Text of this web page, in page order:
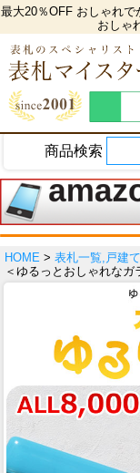
最大20％OFF おしゃれで
おしゃ
商品検索
HOME > 表札一覧,戸建
＜ゆるっとおしゃれな